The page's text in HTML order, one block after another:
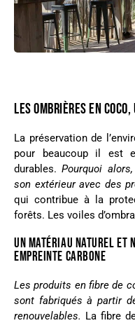
LES OMBRIÈRES EN
La préservation de
pour beaucoup il est
durables.Pourquoi
son extérieur avec des
qui contribue à la
forêts. Les voiles
UN MATÉRIAU NATUREL ET
EMPREINTE CARBONE
Les produits en fibre de
sont fabriqués à partir
renouvelables. La fibre